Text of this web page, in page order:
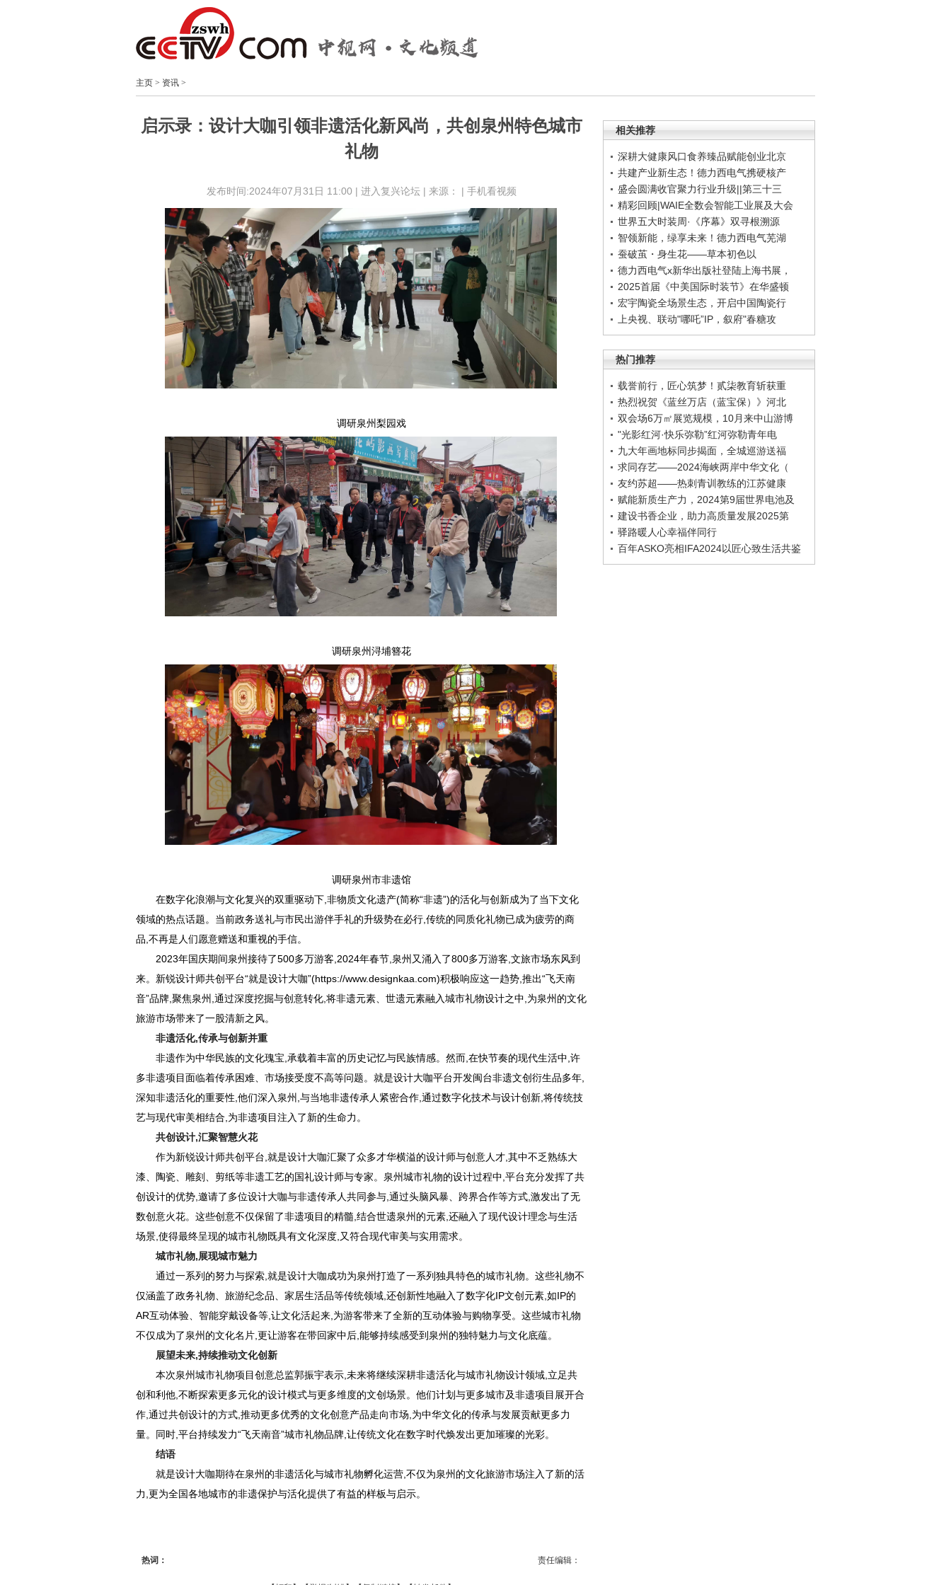
主页 > 资讯 >
启示录：设计大咖引领非遗活化新风尚，共创泉州特色城市
礼物
发布时间:2024年07月31日 11:00 | 进入复兴论坛| 来源： | 手机看视频
相关推荐
深耕大健康风口食养臻品赋能创业北京
共建产业新生态！德力西电气携硬核产
盛会圆满收官聚力行业升级||第三十三
精彩回顾|WAIE全数会智能工业展及大会
世界五大时装周·《序幕》双寻根溯源
智领新能，绿享未来！德力西电气芜湖
蚕破茧・身生花——草本初色以
德力西电气x新华出版社登陆上海书展，
2025首届《中美国际时装节》在华盛顿
宏宇陶瓷全场景生态，开启中国陶瓷行
上央视、联动"哪吒”IP，叙府"春糖攻
热门推荐
载誉前行，匠心筑梦！贰柒教育斩获重
热烈祝贺《蓝丝万店（蓝宝保）》河北
双会场6万㎡展览规模，10月来中山游博
"光影红河·快乐弥勒”红河弥勒青年电
九大年画地标同步揭面，全城巡游送福
求同存艺——2024海峡两岸中华文化（
友约苏超——热刺青训教练的江苏健康
赋能新质生产力，2024第9届世界电池及
建设书香企业，助力高质量发展2025第
驿路暖人心幸福伴同行
百年ASKO亮相IFA2024以匠心致生活共鉴
调研泉州梨园戏
调研泉州浔埔簪花
调研泉州市非遗馆
在数字化浪潮与文化复兴的双重驱动下,非物质文化遗产(简称“非遗”)的活化与创新成为了当下文化
领域的热点话题。当前政务送礼与市民出游伴手礼的升级势在必行,传统的同质化礼物已成为疲劳的商
品,不再是人们愿意赠送和重视的手信。
2023年国庆期间泉州接待了500多万游客,2024年春节,泉州又涌入了800多万游客,文旅市场东风到
来。新锐设计师共创平台“就是设计大咖”(https://www.designkaa.com)积极响应这一趋势,推出“飞天南
音”品牌,聚焦泉州,通过深度挖掘与创意转化,将非遗元素、世遗元素融入城市礼物设计之中,为泉州的文化
旅游市场带来了一股清新之风。
非遗活化,传承与创新并重
非遗作为中华民族的文化瑰宝,承载着丰富的历史记忆与民族情感。然而,在快节奏的现代生活中,许
多非遗项目面临着传承困难、市场接受度不高等问题。就是设计大咖平台开发闽台非遗文创衍生品多年,
深知非遗活化的重要性,他们深入泉州,与当地非遗传承人紧密合作,通过数字化技术与设计创新,将传统技
艺与现代审美相结合,为非遗项目注入了新的生命力。
共创设计,汇聚智慧火花
作为新锐设计师共创平台,就是设计大咖汇聚了众多才华横溢的设计师与创意人才,其中不乏熟练大
漆、陶瓷、雕刻、剪纸等非遗工艺的国礼设计师与专家。泉州城市礼物的设计过程中,平台充分发挥了共
创设计的优势,邀请了多位设计大咖与非遗传承人共同参与,通过头脑风暴、跨界合作等方式,激发出了无
数创意火花。这些创意不仅保留了非遗项目的精髓,结合世遗泉州的元素,还融入了现代设计理念与生活
场景,使得最终呈现的城市礼物既具有文化深度,又符合现代审美与实用需求。
城市礼物,展现城市魅力
通过一系列的努力与探索,就是设计大咖成功为泉州打造了一系列独具特色的城市礼物。这些礼物不
仅涵盖了政务礼物、旅游纪念品、家居生活品等传统领域,还创新性地融入了数字化IP文创元素,如IP的
AR互动体验、智能穿戴设备等,让文化活起来,为游客带来了全新的互动体验与购物享受。这些城市礼物
不仅成为了泉州的文化名片,更让游客在带回家中后,能够持续感受到泉州的独特魅力与文化底蕴。
展望未来,持续推动文化创新
本次泉州城市礼物项目创意总监郭振宇表示,未来将继续深耕非遗活化与城市礼物设计领域,立足共
创和利他,不断探索更多元化的设计模式与更多维度的文创场景。他们计划与更多城市及非遗项目展开合
作,通过共创设计的方式,推动更多优秀的文化创意产品走向市场,为中华文化的传承与发展贡献更多力
量。同时,平台持续发力“飞天南音”城市礼物品牌,让传统文化在数字时代焕发出更加璀璨的光彩。
结语
就是设计大咖期待在泉州的非遗活化与城市礼物孵化运营,不仅为泉州的文化旅游市场注入了新的活
力,更为全国各地城市的非遗保护与活化提供了有益的样板与启示。
责任编辑：
热词：